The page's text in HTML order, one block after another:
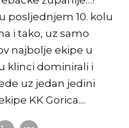
posljednjem 10. kolu
i tako, uz samo
najbolje ekipe u
klinci dominirali i
uz jedan jedini
KK Gorica....